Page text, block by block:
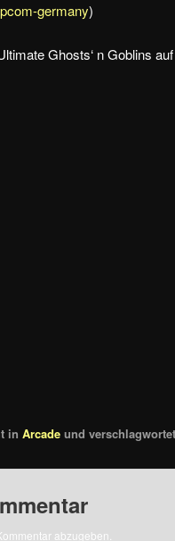
germany)
Ghosts‘ n Goblins
inArcade und
abzugeben.